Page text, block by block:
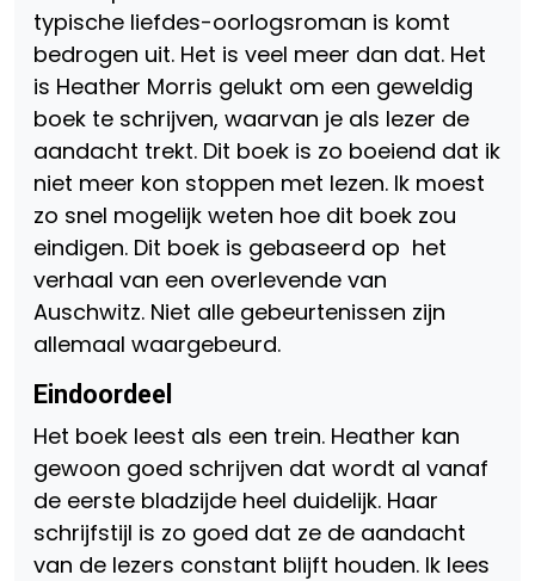
typische liefdes-oorlogsroman is komt
bedrogen uit. Het is veel meer dan dat. Het
is Heather Morris gelukt om een geweldig
boek te schrijven, waarvan je als lezer de
aandacht trekt. Dit boek is zo boeiend dat ik
niet meer kon stoppen met lezen. Ik moest
zo snel mogelijk weten hoe dit boek zou
eindigen. Dit boek is gebaseerd op het
verhaal van een overlevende van
Auschwitz. Niet alle gebeurtenissen zijn
allemaal waargebeurd.
Eindoordeel
Het boek leest als een trein. Heather kan
gewoon goed schrijven dat wordt al vanaf
de eerste bladzijde heel duidelijk. Haar
schrijfstijl is zo goed dat ze de aandacht
van de lezers constant blijft houden. Ik lees